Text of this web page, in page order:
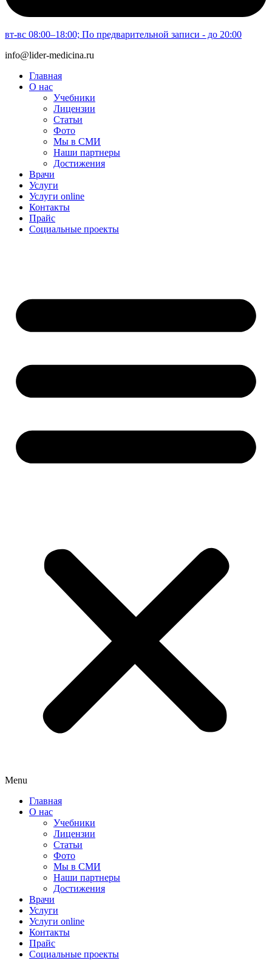
вт-вс 08:00–18:00; По предварительной записи - до 20:00
info@lider-medicina.ru
Главная
О нас
Учебники
Лицензии
Статьи
Фото
Мы в СМИ
Наши партнеры
Достижения
Врачи
Услуги
Услуги online
Контакты
Прайс
Социальные проекты
Menu
Главная
О нас
Учебники
Лицензии
Статьи
Фото
Мы в СМИ
Наши партнеры
Достижения
Врачи
Услуги
Услуги online
Контакты
Прайс
Социальные проекты